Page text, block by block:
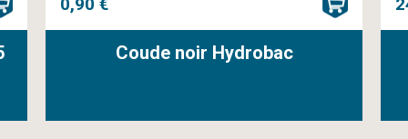
Coude noir Hydrobac